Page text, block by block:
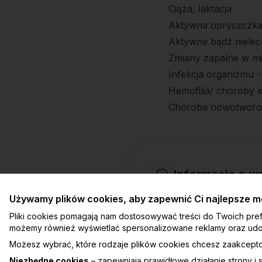
Ciąża, laktacja
Aktywna opryszczka
Aktywne bądź
Zmiany zapalne w
Infekcja organizmu
Hemofilia/ choroby
Choroba
Informacja o
poinformować Cię, że
produktu lub usługi, do
Dodatkowo, na stronie
blog i nadal dostarczać Ci
Używamy plików cookies, aby zapewnić Ci najlepsze
Pliki cookies pomagają nam dostosowywać treści do Twoich
możemy również wyświetlać spersonalizowane reklamy oraz
Możesz wybrać, które rodzaje plików cookies chcesz